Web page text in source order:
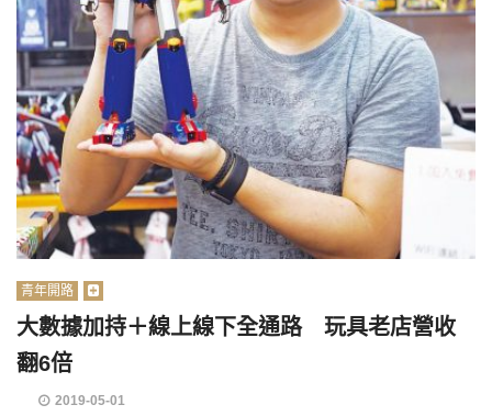
青年開路
大數據加持＋線上線下全通路 玩具老店營收
翻6倍
2019-05-01